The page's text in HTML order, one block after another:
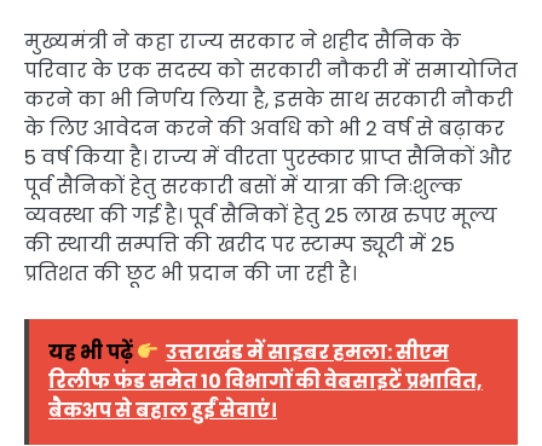
मुख्यमंत्री ने कहा राज्य सरकार ने शहीद सैनिक के
परिवार के एक सदस्य को सरकारी नौकरी में समायोजित
करने का भी निर्णय लिया है, इसके साथ सरकारी नौकरी
के लिए आवेदन करने की अवधि को भी 2 वर्ष से बढ़ाकर
5 वर्ष किया है। राज्य में वीरता पुरस्कार प्राप्त सैनिकों और
पूर्व सैनिकों हेतु सरकारी बसों में यात्रा की निःशुल्क
व्यवस्था की गई है। पूर्व सैनिकों हेतु 25 लाख रुपए मूल्य
की स्थायी सम्पत्ति की खरीद पर स्टाम्प ड्यूटी में 25
प्रतिशत की छूट भी प्रदान की जा रही है।
यह भी पढ़ें
उत्तराखंड में साइबर हमला: सीएम
रिलीफ फंड समेत 10 विभागों की वेबसाइटें प्रभावित,
बैकअप से बहाल हुईं सेवाएं।